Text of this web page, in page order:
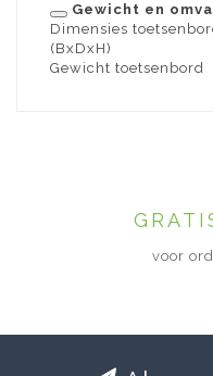
Gewicht en
Dimensies
(BxDxH)
Gewicht toetsenbord
voor